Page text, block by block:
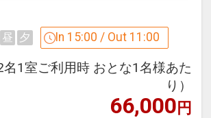
てみてくださいね。
年4月1日～2026年9月
ットコース番号：DP-1-
輪もの牡丹の花を浮かべる
は息を吞む程の美しさで
れるイルミネーションもと
す。季節を通じて四季を感じ
の史跡に指定されていま
としても有名で、『日本さ
０選』や『都市景観１００
方１ｋｍにある海岸で、国
の神話で知られる浜です。
浜海水浴場として、海水浴
す。また、この浜は、旧暦１
月に、全国の八百万の神々を
浴場付でゆったり疲れを癒せ
昼 夕 In 15:00 / Out 11:00
2名1室ご利用時 おとな1名様あた
り）
66,000円